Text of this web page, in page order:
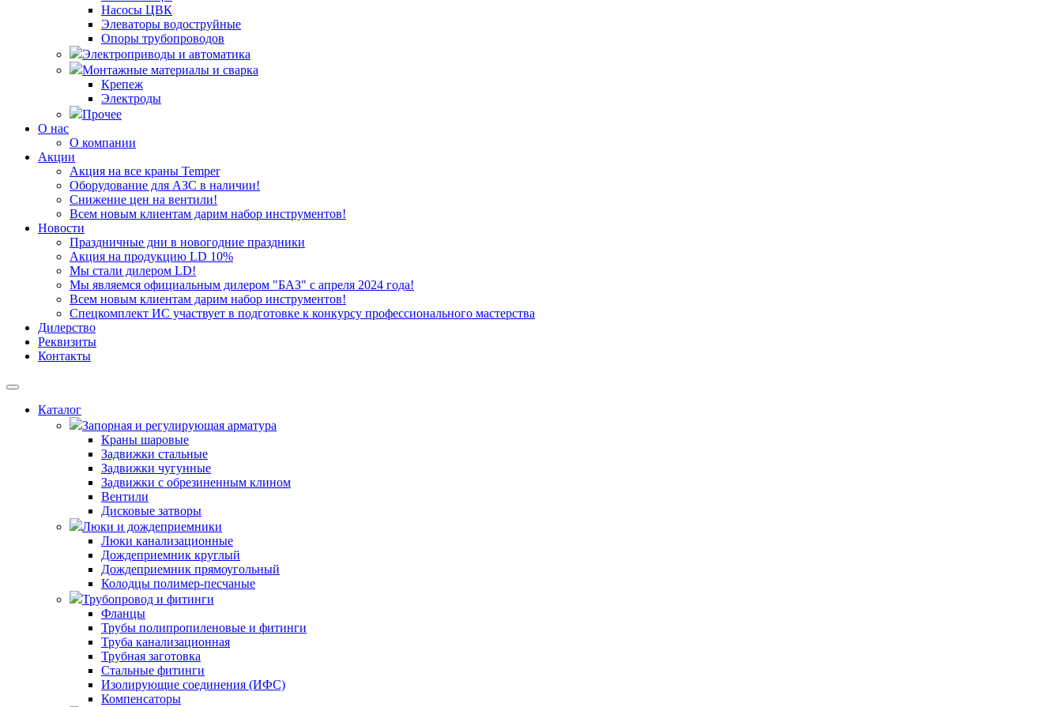
Насосы ЦВК
Элеваторы водоструйные
Опоры трубопроводов
Электроприводы и автоматика
Монтажные материалы и сварка
Крепеж
Электроды
Прочее
О нас
О компании
Акции
Акция на все краны Temper
Оборудование для АЗС в наличии!
Снижение цен на вентили!
Всем новым клиентам дарим набор инструментов!
Новости
Праздничные дни в новогодние праздники
Акция на продукцию LD 10%
Мы стали дилером LD!
Мы являемся официальным дилером "БАЗ" с апреля 2024 года!
Всем новым клиентам дарим набор инструментов!
Спецкомплект ИС участвует в подготовке к конкурсу профессионального мастерства
Дилерство
Реквизиты
Контакты
Каталог
Запорная и регулирующая арматура
Краны шаровые
Задвижки стальные
Задвижки чугунные
Задвижки с обрезиненным клином
Вентили
Дисковые затворы
Люки и дождеприемники
Люки канализационные
Дождеприемник круглый
Дождеприемник прямоугольный
Колодцы полимер-песчаные
Трубопровод и фитинги
Фланцы
Трубы полипропиленовые и фитинги
Труба канализационная
Трубная заготовка
Стальные фитинги
Изолирующие соединения (ИФС)
Компенсаторы